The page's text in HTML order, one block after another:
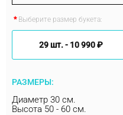
Выберите размер букета:
29 шт. - 10 990 ₽
РАЗМЕРЫ:
Диаметр 30 см.
Высота 50 - 60 см.